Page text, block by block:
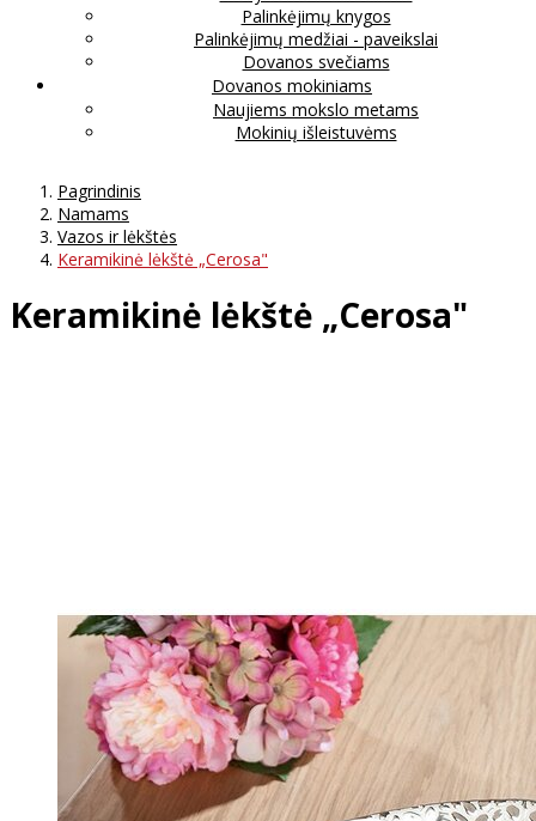
Palinkėjimų knygos
Palinkėjimų medžiai - paveikslai
Dovanos svečiams
Dovanos mokiniams
Naujiems mokslo metams
Mokinių išleistuvėms
Pagrindinis
Namams
Vazos ir lėkštės
Keramikinė lėkštė „Cerosa"
Keramikinė lėkštė „Cerosa"